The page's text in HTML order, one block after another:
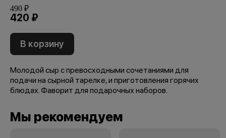
490 ₽
420 ₽
В корзину
Молодой сыр с превосходными сочетаниями для
подачи на сырной тарелке, и приготовления горячих
блюдах. Фаворит для подарочных наборов.
Мы рекомендуем